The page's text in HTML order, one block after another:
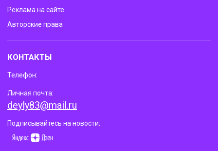
Реклама на сайте
Авторские права
КОНТАКТЫ
Телефон:
Личная почта:
deyly83@mail.ru
Подписывайтесь на новости: